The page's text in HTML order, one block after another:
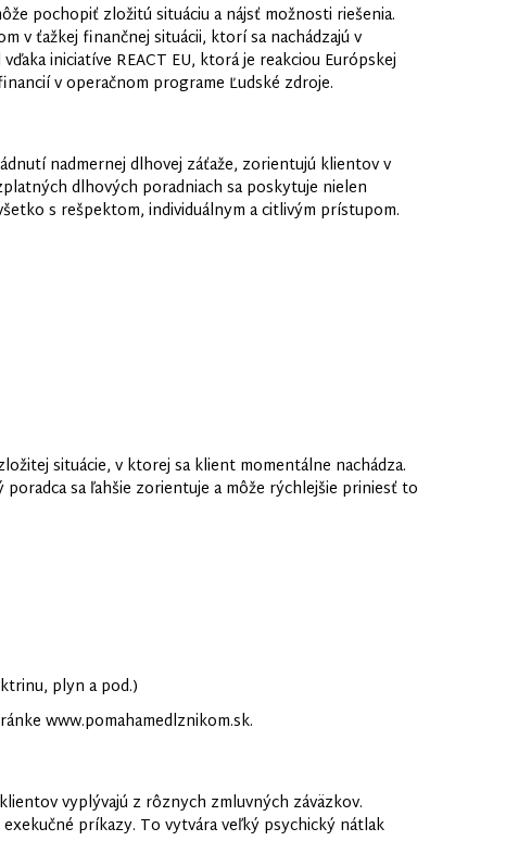
pochopiť zložitú situáciu a nájsť možnosti riešenia.
v ťažkej finančnej situácii, ktorí sa nachádzajú v
iniciatíve REACT EU, ktorá je reakciou Európskej
v operačnom programe Ľudské zdroje.
nadmernej dlhovej záťaže, zorientujú klientov v
dlhových poradniach sa poskytuje nielen
s rešpektom, individuálnym a citlivým prístupom.
situácie, v ktorej sa klient momentálne nachádza.
sa ľahšie zorientuje a môže rýchlejšie priniesť to
plyn a pod.)
www.pomahamedlznikom.sk.
vyplývajú z rôznych zmluvných záväzkov.
príkazy. To vytvára veľký psychický nátlak